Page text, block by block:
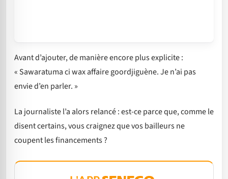
Avant d’ajouter, de manière encore plus explicite :
« Sawaratuma ci wax affaire goordjiguène. Je n’ai pas
envie d’en parler. »
La journaliste l’a alors relancé : est-ce parce que, comme le
disent certains, vous craignez que vos bailleurs ne
coupent les financements ?